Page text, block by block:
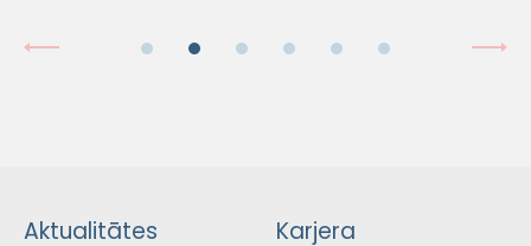
Aktualitātes Karjera